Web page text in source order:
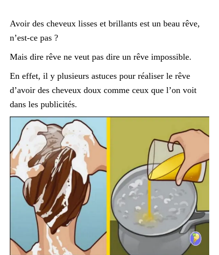
Avoir des cheveux lisses et brillants est un beau rêve,
n’est-ce pas ?
Mais dire rêve ne veut pas dire un rêve impossible.
En effet, il y plusieurs astuces pour réaliser le rêve
d’avoir des cheveux doux comme ceux que l’on voit
dans les publicités.